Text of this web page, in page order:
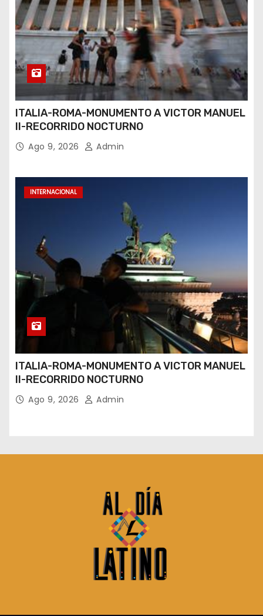
ITALIA-ROMA-MONUMENTO A VICTOR MANUEL
II-RECORRIDO NOCTURNO
Ago 9, 2026 Admin
INTERNACIONAL
ITALIA-ROMA-MONUMENTO A VICTOR MANUEL
II-RECORRIDO NOCTURNO
Ago 9, 2026 Admin